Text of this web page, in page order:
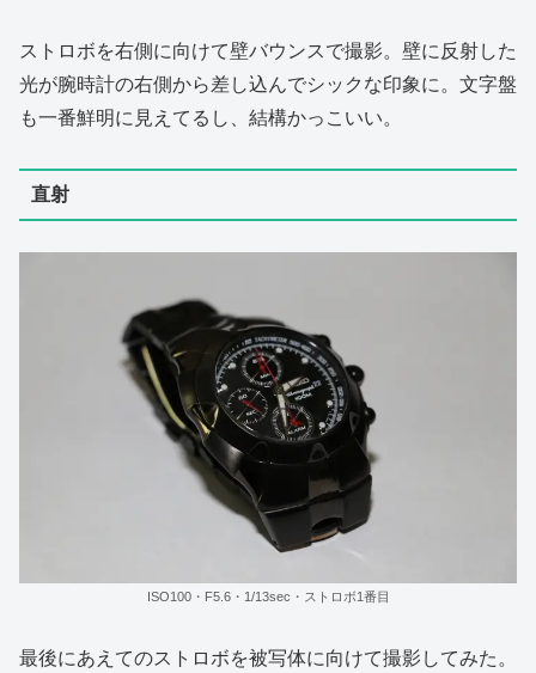
ストロボを右側に向けて壁バウンスで撮影。壁に反射した
光が腕時計の右側から差し込んでシックな印象に。文字盤
も一番鮮明に見えてるし、結構かっこいい。
直射
ISO100・F5.6・1/13sec・ストロボ1番目
最後にあえてのストロボを被写体に向けて撮影してみた。